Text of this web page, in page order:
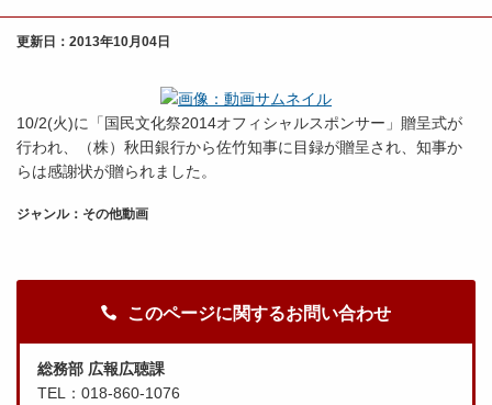
更新日： 2013年10月04日
10/2(火)に「国民文化祭2014オフィシャルスポンサー」贈呈式が
行われ、（株）秋田銀行から佐竹知事に目録が贈呈され、知事か
らは感謝状が贈られました。
ジャンル：その他動画
このページに関するお問い合わせ
総務部 広報広聴課
TEL：018-860-1076